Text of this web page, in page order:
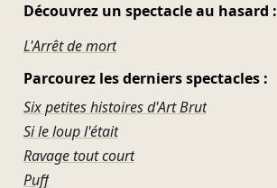
Découvrez un spectacle au hasard :
L'Arrêt de mort
Parcourez les derniers spectacles :
Six petites histoires d'Art Brut
Si le loup l'était
Ravage tout court
Puff